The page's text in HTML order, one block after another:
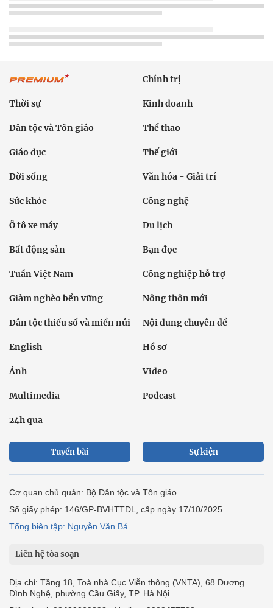
Chính trị
Thời sự Kinh doanh
Dân tộc và Tôn giáo Thể thao
Giáo dục Thế giới
Đời sống Văn hóa - Giải trí
Sức khỏe Công nghệ
Ô tô xe máy Du lịch
Bất động sản Bạn đọc
Tuần Việt Nam Công nghiệp hỗ trợ
Giảm nghèo bền vững Nông thôn mới
Dân tộc thiểu số và miền núi Nội dung chuyên đề
English Hồ sơ
Ảnh Video
Multimedia Podcast
24h qua
Tuyến bài Sự kiện
Cơ quan chủ quản: Bộ Dân tộc và Tôn giáo
Số giấy phép: 146/GP-BVHTTDL, cấp ngày 17/10/2025
Tổng biên tập: Nguyễn Văn Bá
Liên hệ tòa soạn
Địa chỉ: Tầng 18, Toà nhà Cục Viễn thông (VNTA), 68 Dương
Đình Nghệ, phường Cầu Giấy, TP. Hà Nội.